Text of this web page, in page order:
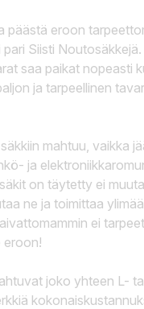
päästä eroon
pari Siisti
saa paikat nopeasti
ja tarpeellinen
mahtuu, vaikka
ja
on täytetty ei
ne ja toimittaa
ei
eroon!
joko yhteen L-